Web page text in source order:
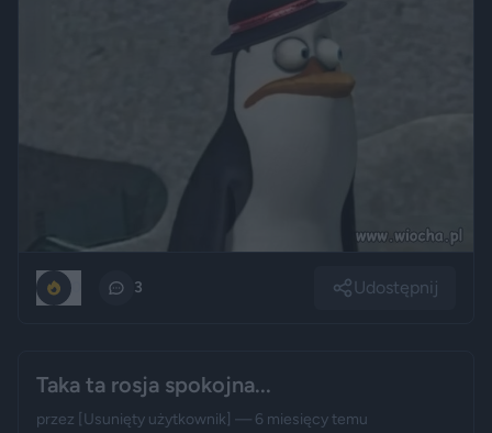
3 Udostępnij
Taka ta rosja spokojna...
przez [Usunięty użytkownik] — 6 miesięcy temu